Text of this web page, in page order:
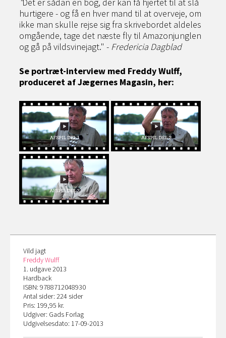
hurtigere - og få en hver mand til at overveje, om
ikke man skulle rejse sig fra skrivebordet aldeles
omgående, tage det næste fly til Amazonjunglen
og gå på vildsvinejagt." - Fredericia Dagblad
Se portræt-interview med Freddy Wulff,
produceret af Jægernes Magasin, her:
Vild jagt
Freddy Wulff
1. udgave 2013
Hardback
ISBN: 9788712048930
Antal sider: 224 sider
Pris: 199,95 kr.
Udgiver: Gads Forlag
Udgivelsesdato: 17-09-2013